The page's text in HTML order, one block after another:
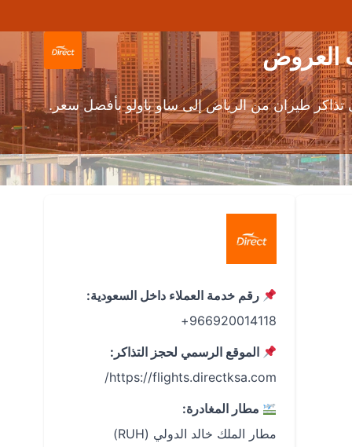
طيران من الرياض إلى ساو باولو بأفضل سعر.
رقم خدمة العملاء داخل السعودية:
966920014118+
الموقع الرسمي لحجز التذاكر:
https://flights.directksa.com/
مطار المغادرة:
مطار الملك خالد الدولي (RUH)